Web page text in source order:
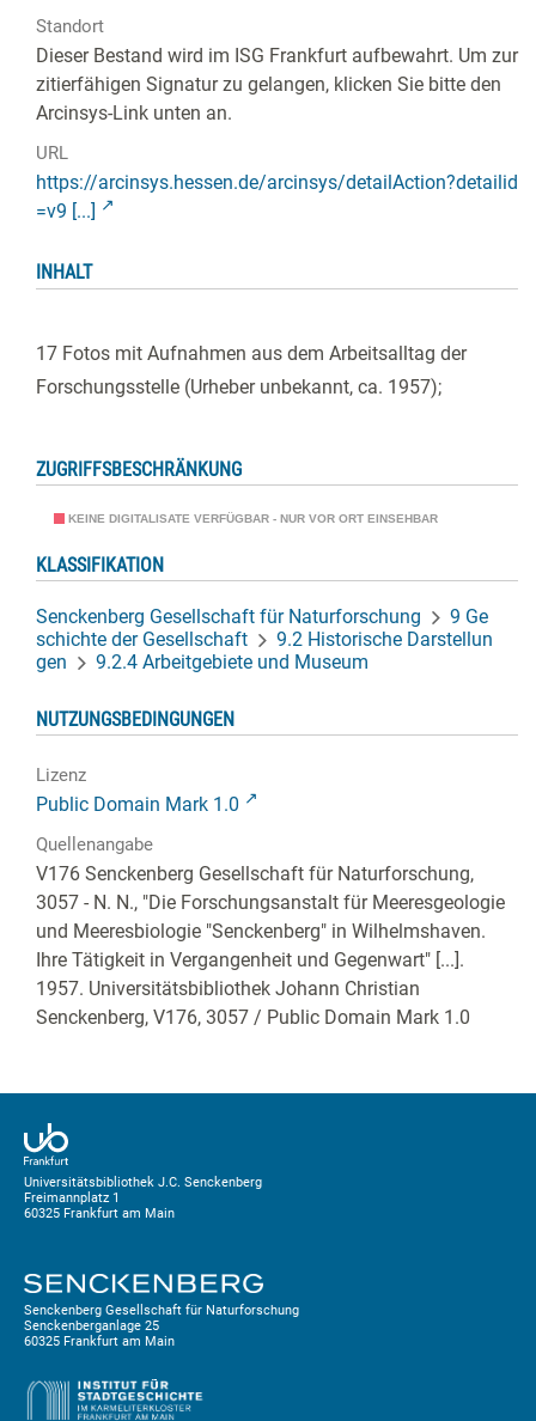
Standort
Dieser Bestand wird im ISG Frankfurt aufbewahrt. Um zur
zitierfähigen Signatur zu gelangen, klicken Sie bitte den
Arcinsys-Link unten an.
URL
https://arcinsys.hessen.de/arcinsys/detailAction?detailid
=v9 [...]
INHALT
17 Fotos mit Aufnahmen aus dem Arbeitsalltag der
Forschungsstelle (Urheber unbekannt, ca. 1957);
ZUGRIFFSBESCHRÄNKUNG
KEINE DIGITALISATE VERFÜGBAR - NUR VOR ORT EINSEHBAR
KLASSIFIKATION
Senckenberg Gesellschaft für Naturforschung
9 Ge
schichte der Gesellschaft
9.2 Historische Darstellun
gen
9.2.4 Arbeitgebiete und Museum
NUTZUNGSBEDINGUNGEN
Lizenz
Public Domain Mark 1.0
Quellenangabe
V176 Senckenberg Gesellschaft für Naturforschung,
3057 - N. N., "Die Forschungsanstalt für Meeresgeologie
und Meeresbiologie "Senckenberg" in Wilhelmshaven.
Ihre Tätigkeit in Vergangenheit und Gegenwart" [...].
1957. Universitätsbibliothek Johann Christian
Senckenberg, V176, 3057 / Public Domain Mark 1.0
Universitätsbibliothek J.C. Senckenberg
Freimannplatz 1
60325 Frankfurt am Main
Senckenberg Gesellschaft für Naturforschung
Senckenberganlage 25
60325 Frankfurt am Main